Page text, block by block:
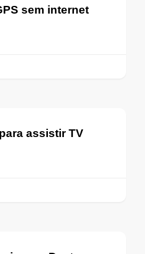
sem internet
assistir TV